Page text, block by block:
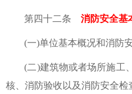
第四十二条消防安全基
(一)单位基本概况和消防
(二)建筑物或者场所施工
核、消防验收以及消防安全检